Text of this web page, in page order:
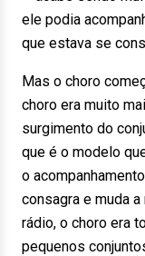
ele podia
que estava se
Mas o choro
choro era muito
surgimento do
que é o modelo
o
consagra e muda
rádio, o choro era
pequenos